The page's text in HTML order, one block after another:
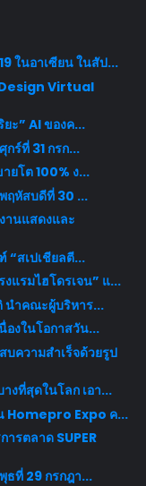
ในอาเซียน ในสัป...
Virtual
ะ” AI ของค...
ร์ที่ 31 กรก...
ยโต 100% ง...
ฤหัสบดีที่ 30 ...
านแสดงและ
“สเปเชียลตี...
แรมไฮโดรเจน” แ...
นำคณะผู้บริหาร...
องในโอกาสวัน...
ความสำเร็จด้วยรูป
งที่สุดในโลก เอา...
Homepro Expo ค...
รตลาด SUPER
ที่ 29 กรกฎา...